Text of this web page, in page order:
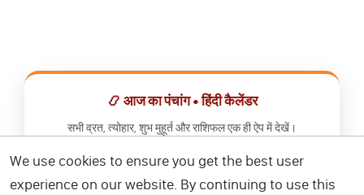
📿 आज का पंचांग • हिंदी कैलेंडर
सभी व्रत, त्योहार, शुभ मुहूर्त और राशिफल एक ही ऐप में देखें।
📅 हिंदी कैलेंडर ऐप डाउनलोड करें
We use cookies to ensure you get the best user
experience on our website. By continuing to use this